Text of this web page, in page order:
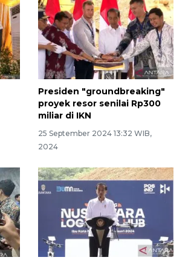
Presiden "groundbreaking"
proyek resor senilai Rp300
miliar di IKN
25 September 2024 13:32 WIB,
2024